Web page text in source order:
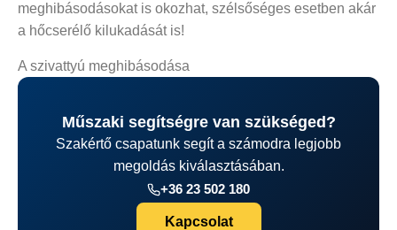
meghibásodásokat is okozhat, szélsőséges esetben akár
a hőcserélő kilukadását is!
A szivattyú meghibásodása
Műszaki segítségre van szükséged?
Szakértő csapatunk segít a számodra legjobb
megoldás kiválasztásában.
+36 23 502 180
Kapcsolat